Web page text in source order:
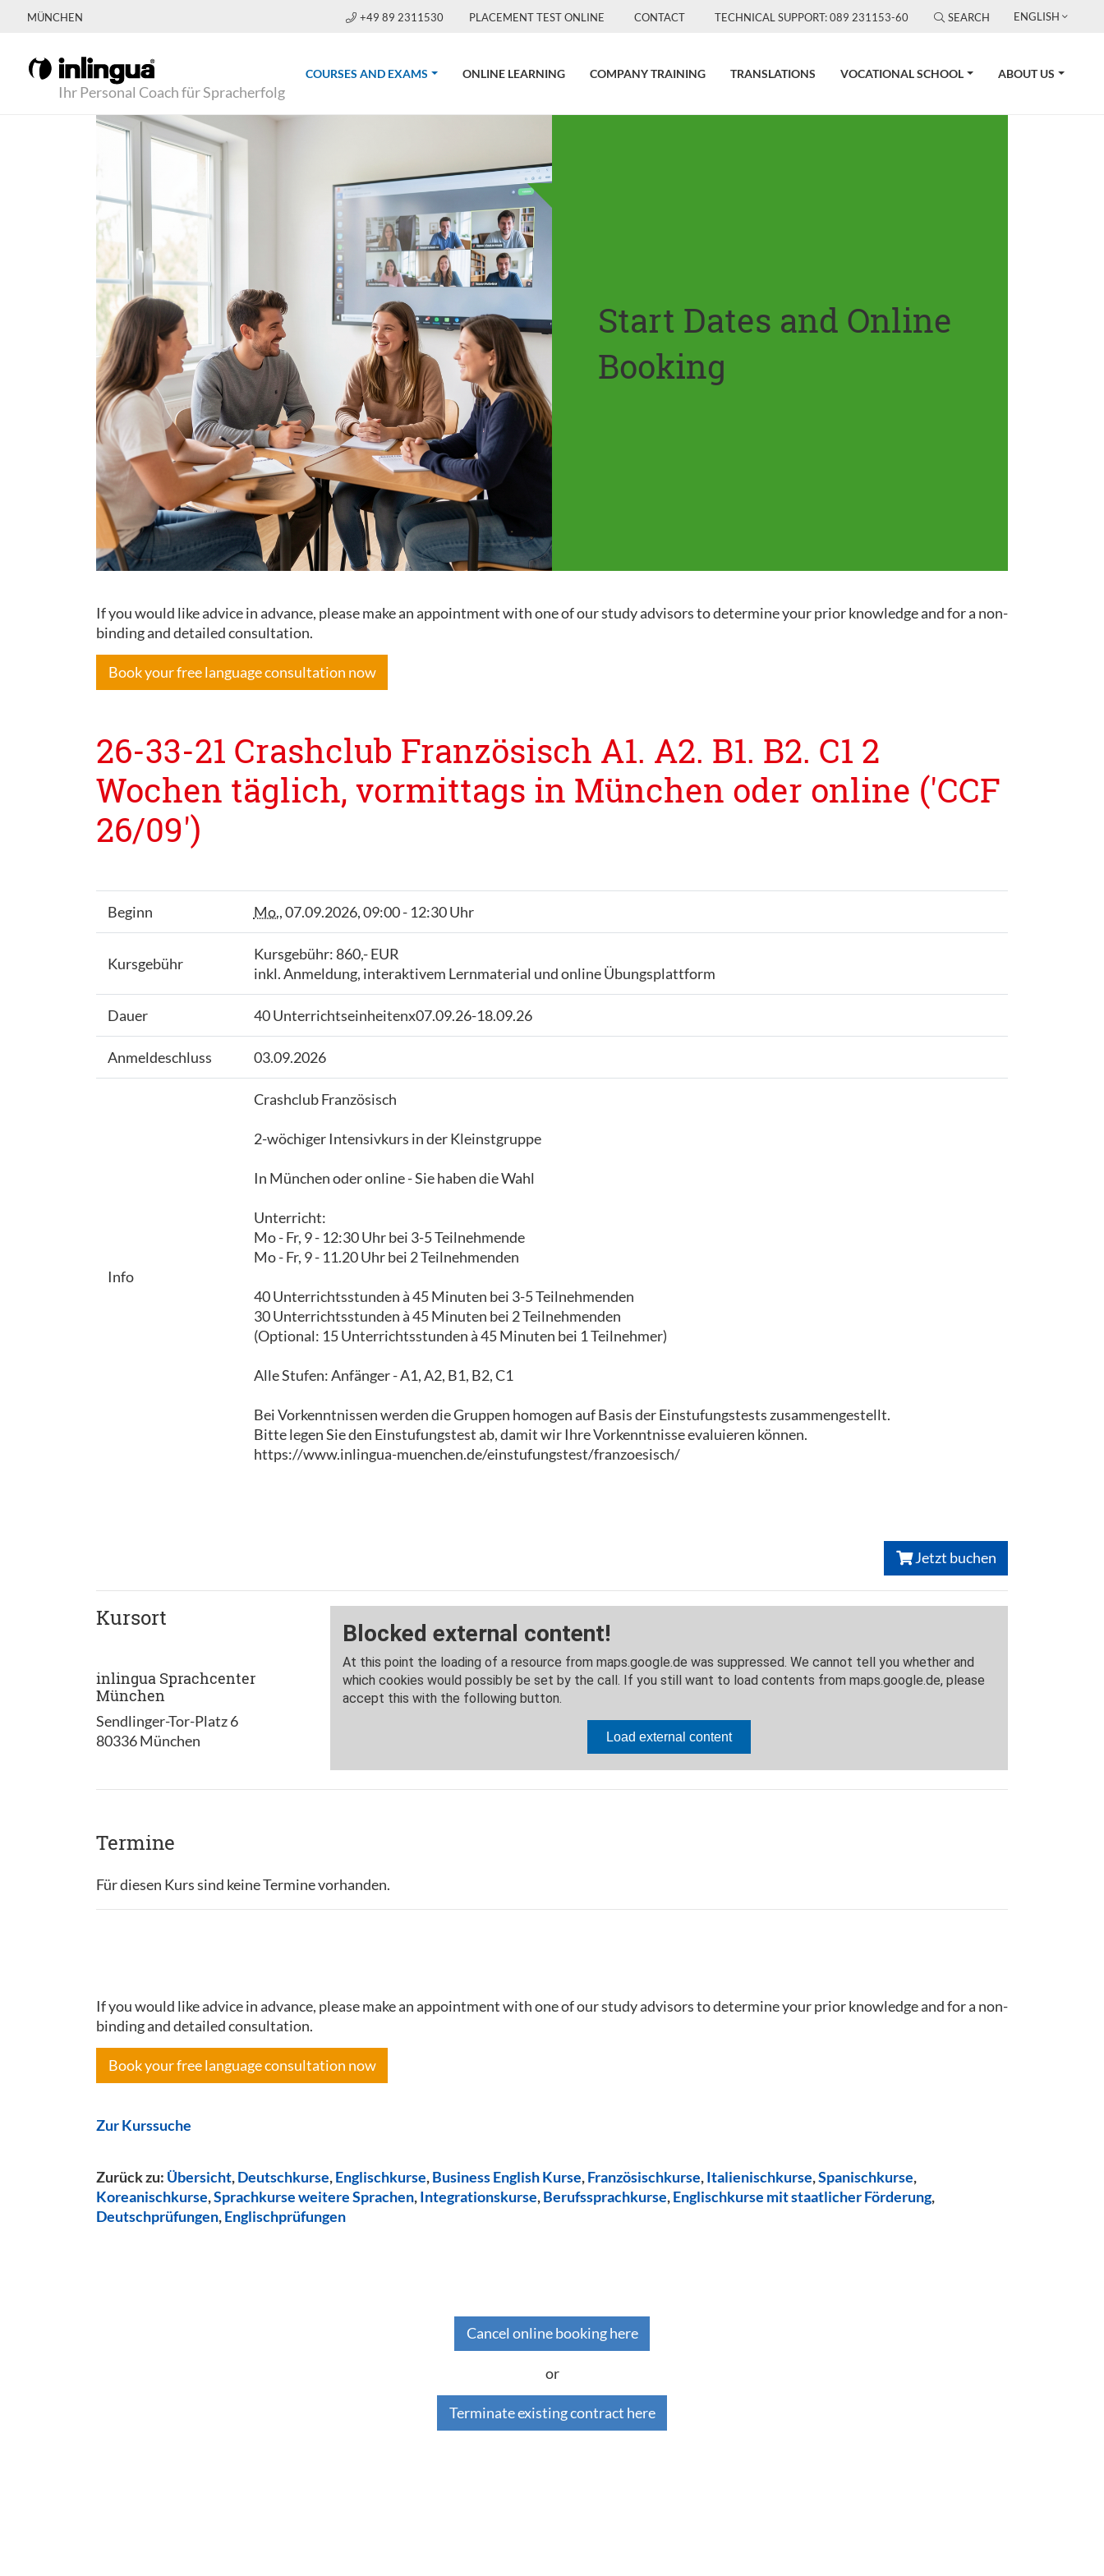
MÜNCHEN +49 89 2311530 PLACEMENT TEST ONLINE CONTACT TECHNICAL SUPPORT: 089 231153-60 SEARCH ENGLISH
Ihr Personal Coach für Spracherfolg
COURSES AND EXAMS (CURRENT)ONLINE LEARNING COMPANY TRAINING TRANSLATIONS VOCATIONAL SCHOOL ABOUT US
Start Dates and Online
Booking
If you would like advice in advance, please make an appointment with one of our study advisors to determine your prior knowledge and for a non-
binding and detailed consultation.
Book your free language consultation now
26-33-21 Crashclub Französisch A1. A2. B1. B2. C1 2
Wochen täglich, vormittags in München oder online ('CCF
26/09')
Beginn Mo., 07.09.2026, 09:00 - 12:30 Uhr
Kursgebühr
Kursgebühr: 860,- EUR
inkl. Anmeldung, interaktivem Lernmaterial und online Übungsplattform
Dauer 40 Unterrichtseinheitenx07.09.26-18.09.26
Anmeldeschluss 03.09.2026
Info
Crashclub Französisch
2-wöchiger Intensivkurs in der Kleinstgruppe
In München oder online - Sie haben die Wahl
Unterricht:
Mo - Fr, 9 - 12:30 Uhr bei 3-5 Teilnehmende
Mo - Fr, 9 - 11.20 Uhr bei 2 Teilnehmenden
40 Unterrichtsstunden à 45 Minuten bei 3-5 Teilnehmenden
30 Unterrichtsstunden à 45 Minuten bei 2 Teilnehmenden
(Optional: 15 Unterrichtsstunden à 45 Minuten bei 1 Teilnehmer)
Alle Stufen: Anfänger - A1, A2, B1, B2, C1
Bei Vorkenntnissen werden die Gruppen homogen auf Basis der Einstufungstests zusammengestellt.
Bitte legen Sie den Einstufungstest ab, damit wir Ihre Vorkenntnisse evaluieren können.
https://www.inlingua-muenchen.de/einstufungstest/franzoesisch/
Jetzt buchen
Kursort
inlingua Sprachcenter
München
Sendlinger-Tor-Platz 6
80336 München
Termine
Für diesen Kurs sind keine Termine vorhanden.
If you would like advice in advance, please make an appointment with one of our study advisors to determine your prior knowledge and for a non-
binding and detailed consultation.
Book your free language consultation now
Zur Kurssuche
Zurück zu: Übersicht,Deutschkurse,Englischkurse,Business English Kurse,Französischkurse,Italienischkurse,Spanischkurse,
Koreanischkurse,Sprachkurse weitere Sprachen,Integrationskurse,Berufssprachkurse,Englischkurse mit staatlicher Förderung,
Deutschprüfungen,Englischprüfungen
Cancel online booking here
or
Terminate existing contract here